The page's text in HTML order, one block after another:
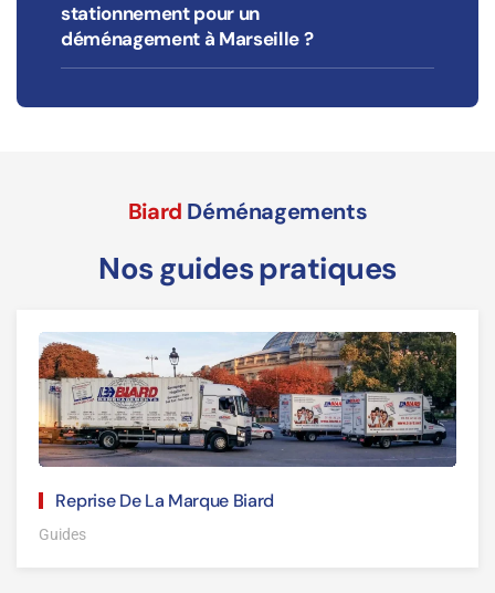
stationnement pour un
déménagement à Marseille ?
Biard Déménagements
Nos guides pratiques
Reprise De La Marque Biard
Guides